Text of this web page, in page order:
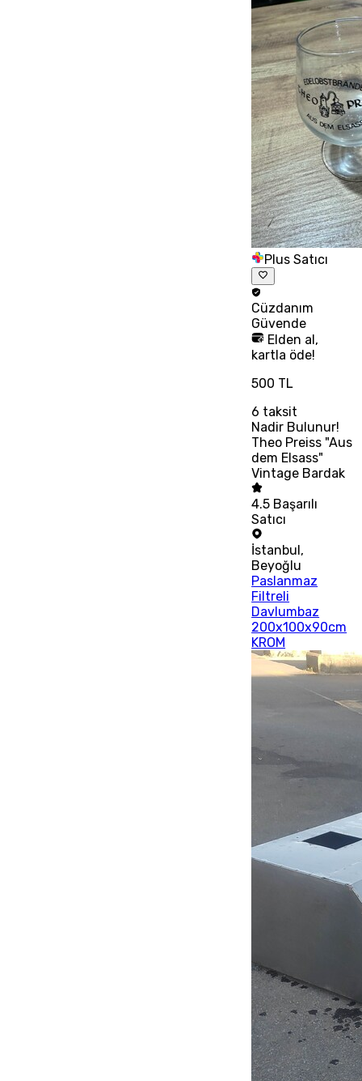
Plus Satıcı
Cüzdanım
Güvende
Elden al,
kartla öde!
500 TL
6 taksit
Nadir Bulunur!
Theo Preiss "Aus
dem Elsass"
Vintage Bardak
4.5 Başarılı
Satıcı
İstanbul,
Beyoğlu
Paslanmaz
Filtreli
Davlumbaz
200x100x90cm
KROM